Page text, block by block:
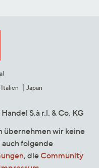
Italien Japan
S.à r.l. & Co. KG
übernehmen wir keine
folgende
, die Community